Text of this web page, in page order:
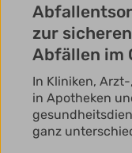
zur
Abfällen im
In Kliniken,
in Apotheken
ganz